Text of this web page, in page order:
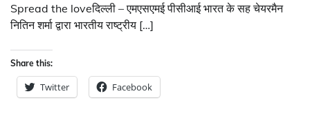
Spread the loveदिल्ली – एमएसएमई पीसीआई भारत के सह चेयरमैन
नितिन शर्मा द्वारा भारतीय राष्ट्रीय […]
Share this:
Twitter Facebook